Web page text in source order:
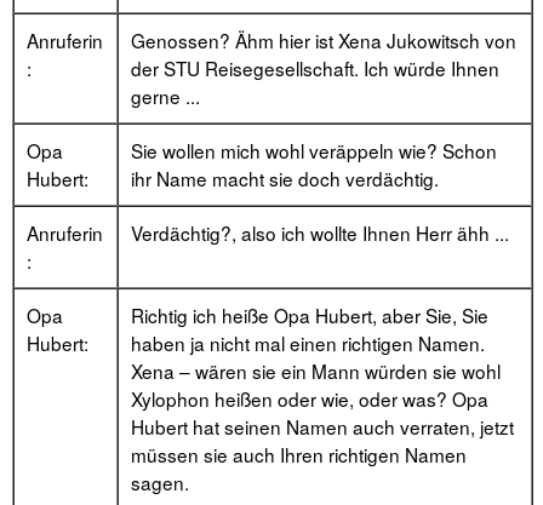
Anruferin
:
Genossen? Ähm hier ist Xena Jukowitsch von
der STU Reisegesellschaft. Ich würde Ihnen
gerne ...
Opa
Hubert:
Sie wollen mich wohl veräppeln wie? Schon
ihr Name macht sie doch verdächtig.
Anruferin
:
Verdächtig?, also ich wollte Ihnen Herr ähh ...
Opa
Hubert:
Richtig ich heiße Opa Hubert, aber Sie, Sie
haben ja nicht mal einen richtigen Namen.
Xena – wären sie ein Mann würden sie wohl
Xylophon heißen oder wie, oder was? Opa
Hubert hat seinen Namen auch verraten, jetzt
müssen sie auch Ihren richtigen Namen
sagen.